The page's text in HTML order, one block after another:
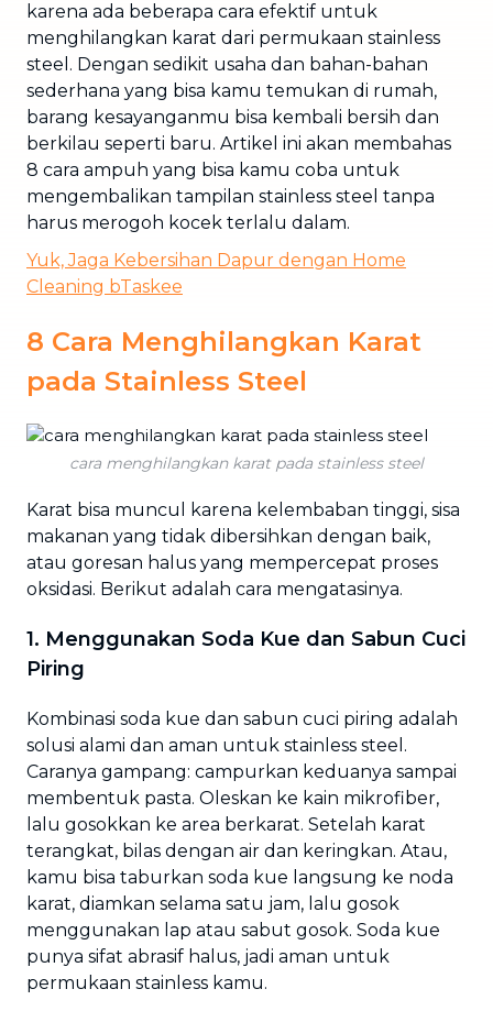
karena ada beberapa cara efektif untuk
menghilangkan karat dari permukaan stainless
steel. Dengan sedikit usaha dan bahan-bahan
sederhana yang bisa kamu temukan di rumah,
barang kesayanganmu bisa kembali bersih dan
berkilau seperti baru. Artikel ini akan membahas
8 cara ampuh yang bisa kamu coba untuk
mengembalikan tampilan stainless steel tanpa
harus merogoh kocek terlalu dalam.
Yuk, Jaga Kebersihan Dapur dengan Home
Cleaning bTaskee
8 Cara Menghilangkan Karat
pada Stainless Steel
cara menghilangkan karat pada stainless steel
Karat bisa muncul karena kelembaban tinggi, sisa
makanan yang tidak dibersihkan dengan baik,
atau goresan halus yang mempercepat proses
oksidasi. Berikut adalah cara mengatasinya.
1. Menggunakan Soda Kue dan Sabun Cuci
Piring
Kombinasi soda kue dan sabun cuci piring adalah
solusi alami dan aman untuk stainless steel.
Caranya gampang: campurkan keduanya sampai
membentuk pasta. Oleskan ke kain mikrofiber,
lalu gosokkan ke area berkarat. Setelah karat
terangkat, bilas dengan air dan keringkan. Atau,
kamu bisa taburkan soda kue langsung ke noda
karat, diamkan selama satu jam, lalu gosok
menggunakan lap atau sabut gosok. Soda kue
punya sifat abrasif halus, jadi aman untuk
permukaan stainless kamu.